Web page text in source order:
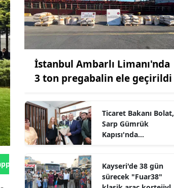
Gönder
İstanbul Ambarlı Limanı'nda
3 ton pregabalin ele geçirildi
Ticaret Bakanı Bolat,
Sarp Gümrük
Kapısı'nda
Kayseri'de 38 gün
sürecek "Fuar38"